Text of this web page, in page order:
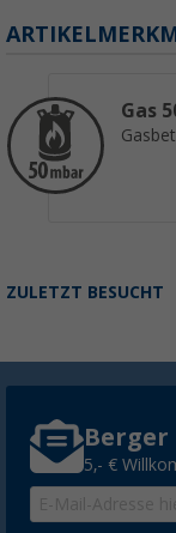
Gas
ZULETZT BESUCHT
5,- €